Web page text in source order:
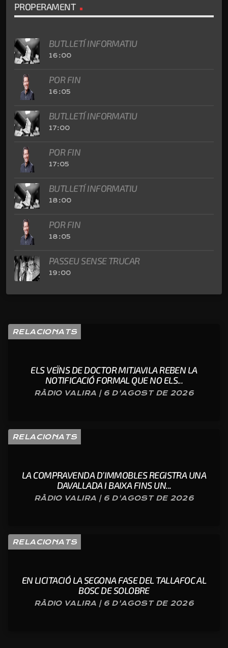
PROPERAMENT
BUTLLETÍ INFORMATIU
16:00
POR FIN
16:05
BUTLLETÍ INFORMATIU
17:00
POR FIN
17:05
BUTLLETÍ INFORMATIU
18:00
POR FIN
18:05
PASSEU SENSE TRUCAR
19:00
RELACIONATS
ELS VEÏNS DE DOCTOR MITJAVILA REBEN LA
NOTIFICACIÓ FORMAL QUE NO ELS...
RÀDIO VALIRA | 6 D'AGOST DE 2026
RELACIONATS
LA COMPRAVENDA D’IMMOBLES REGISTRA UNA
DAVALLADA I BAIXA FINS UN...
RÀDIO VALIRA | 6 D'AGOST DE 2026
RELACIONATS
EN LICITACIÓ LA SEGONA FASE DEL TALLAFOC AL
BOSC DE SOLOBRE
RÀDIO VALIRA | 6 D'AGOST DE 2026